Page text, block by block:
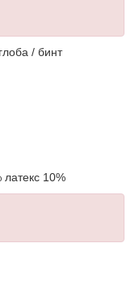
/ бинт
10%